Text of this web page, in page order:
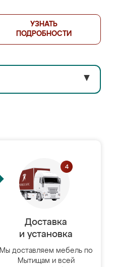
УЗНАТЬ
ПОДРОБНОСТИ
▼
Доставка
и установка
Мы доставляем мебель по
Мытищам и всей